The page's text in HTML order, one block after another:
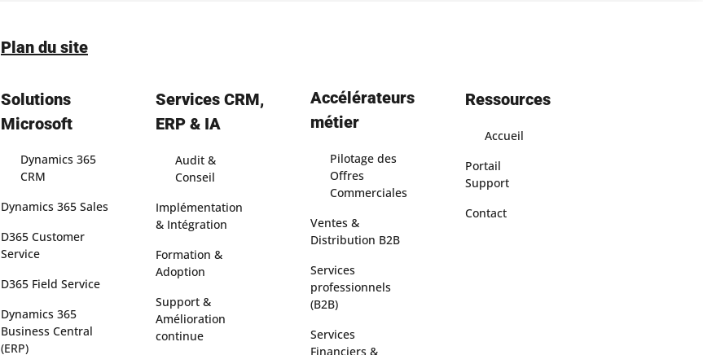
Plan du site
Solutions
Microsoft
Dynamics 365
CRM
Dynamics 365 Sales
D365 Customer
Service
D365 Field Service
Dynamics 365
Business Central
(ERP)
Services CRM,
ERP & IA
Audit &
Conseil
Implémentation
& Intégration
Formation &
Adoption
Support &
Amélioration
continue
Accélérateurs
métier
Pilotage des
Offres
Commerciales
Ventes &
Distribution B2B
Services
professionnels
(B2B)
Services
Financiers &
Ressources
Accueil
Portail
Support
Contact